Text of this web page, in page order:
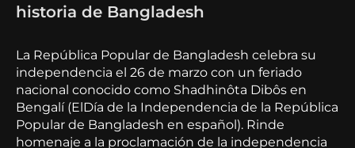
historia de Bangladesh
La República Popular de Bangladesh celebra su
independencia el 26 de marzo con un feriado
nacional conocido como Shadhinôta Dibôs en
Bengalí (ElDía de la Independencia de la República
Popular de Bangladesh en español). Rinde
homenaje a la proclamación de la independencia